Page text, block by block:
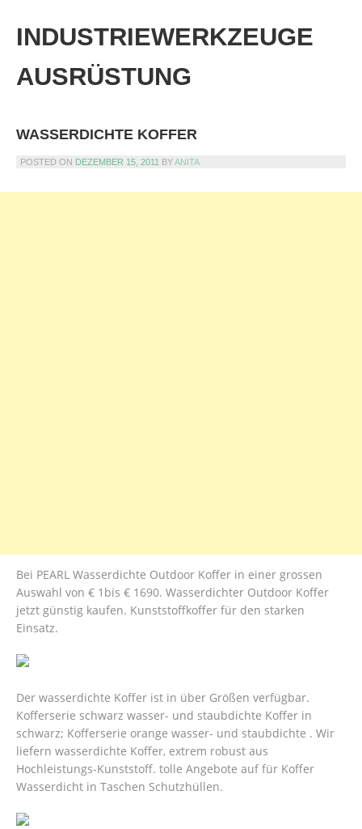
content
INDUSTRIEWERKZEUGE
AUSRÜSTUNG
WASSERDICHTE KOFFER
POSTED ON DEZEMBER 15, 2011 BYANITA
Bei PEARL Wasserdichte Outdoor Koffer in einer grossen
Auswahl von € 1bis € 1690. Wasserdichter Outdoor Koffer
jetzt günstig kaufen. Kunststoffkoffer für den starken
Einsatz.
Der wasserdichte Koffer ist in über Größen verfügbar.
Kofferserie schwarz wasser- und staubdichte Koffer in
schwarz; Kofferserie orange wasser- und staubdichte . Wir
liefern wasserdichte Koffer, extrem robust aus
Hochleistungs-Kunststoff. tolle Angebote auf für Koffer
Wasserdicht in Taschen Schutzhüllen.